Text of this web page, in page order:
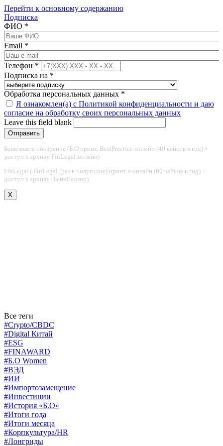
Перейти к основному содержанию
Подписка
ФИО *
Email *
Телефон *
Подписка на *
Обработка персональных данных *
Я ознакомлен(а) с Политикой конфиденциальности и даю
согласие на обработку своих персональных данных
Leave this field blank
Банковское обозрение (Б.О принт, BestPractice-онлайн (40 кейсов в год) +
доступ к архиву FinLegal-онлайн)
FinLegal ( FinLegal (раз в полугодие) принт и онлайн (60 кейсов в год) +
доступ к архиву (БанкНадзор)
X
Все теги
#Crypto/CBDC
#Digital Китай
#ESG
#FINAWARD
#Б.О Women
#ВЭД
#ИИ
#Импортозамещение
#Инвестиции
#История «Б.О»
#Итоги года
#Итоги месяца
#Корпкультура/HR
#Лонгриды